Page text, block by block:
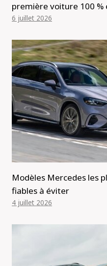
première voiture 100
6 juillet 2026
Modèles Mercedes les
fiables à éviter
4 juillet 2026